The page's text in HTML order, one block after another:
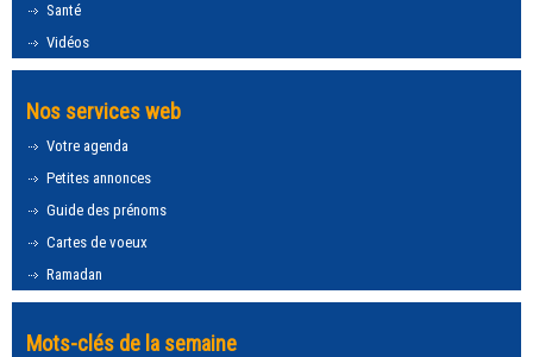
Santé
Vidéos
Nos services web
Votre agenda
Petites annonces
Guide des prénoms
Cartes de voeux
Ramadan
Mots-clés de la semaine